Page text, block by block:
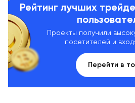
Рейтинг лучших
Проекты получили
посетителей и
Перейти в